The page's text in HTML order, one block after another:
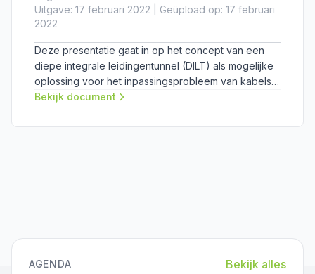
Uitgave: 17 februari 2022 | Geüpload op: 17 februari
2022
Deze presentatie gaat in op het concept van een
diepe integrale leidingentunnel (DILT) als mogelijke
oplossing voor het inpassingsprobleem van kabels
en leidingen in druk stedelijk gebied.
Bekijk document
AGENDA Bekijk alles